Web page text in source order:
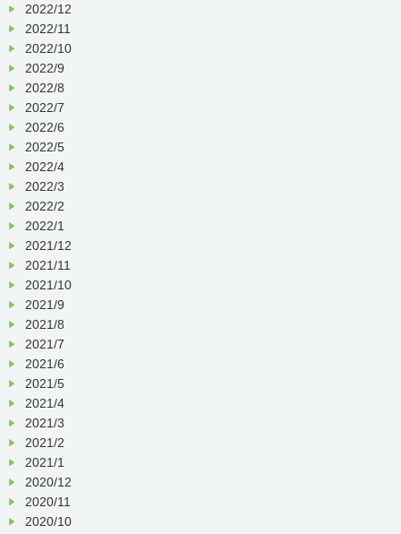
2022/12
2022/11
2022/10
2022/9
2022/8
2022/7
2022/6
2022/5
2022/4
2022/3
2022/2
2022/1
2021/12
2021/11
2021/10
2021/9
2021/8
2021/7
2021/6
2021/5
2021/4
2021/3
2021/2
2021/1
2020/12
2020/11
2020/10